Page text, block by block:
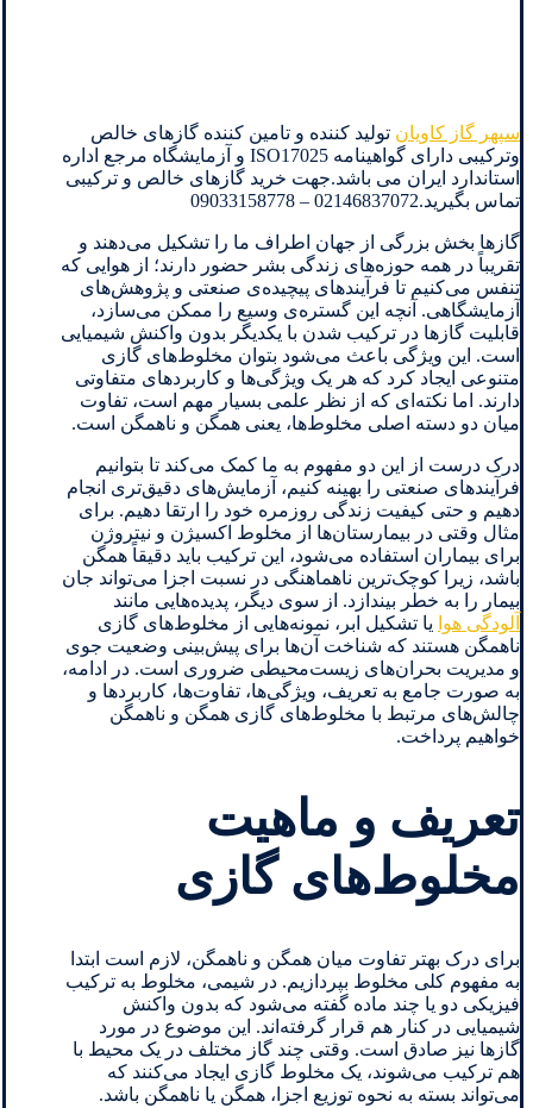
سپهر گاز کاویان تولید کننده و تامین کننده گازهای خالص
وترکیبی دارای گواهینامه ISO17025 و آزمایشگاه مرجع اداره
استاندارد ایران می باشد.جهت خرید گازهای خالص و ترکیبی
تماس بگیرید.02146837072 – 09033158778
گازها بخش بزرگی از جهان اطراف ما را تشکیل می‌دهند و
تقریباً در همه حوزه‌های زندگی بشر حضور دارند؛ از هوایی که
تنفس می‌کنیم تا فرآیندهای پیچیده‌ی صنعتی و پژوهش‌های
آزمایشگاهی. آنچه این گستره‌ی وسیع را ممکن می‌سازد،
قابلیت گازها در ترکیب شدن با یکدیگر بدون واکنش شیمیایی
است. این ویژگی باعث می‌شود بتوان مخلوط‌های گازی
متنوعی ایجاد کرد که هر یک ویژگی‌ها و کاربردهای متفاوتی
دارند. اما نکته‌ای که از نظر علمی بسیار مهم است، تفاوت
میان دو دسته اصلی مخلوط‌ها، یعنی همگن و ناهمگن است.
درک درست از این دو مفهوم به ما کمک می‌کند تا بتوانیم
فرآیندهای صنعتی را بهینه کنیم، آزمایش‌های دقیق‌تری انجام
دهیم و حتی کیفیت زندگی روزمره خود را ارتقا دهیم. برای
مثال وقتی در بیمارستان‌ها از مخلوط اکسیژن و نیتروژن
برای بیماران استفاده می‌شود، این ترکیب باید دقیقاً همگن
باشد، زیرا کوچک‌ترین ناهماهنگی در نسبت اجزا می‌تواند جان
بیمار را به خطر بیندازد. از سوی دیگر، پدیده‌هایی مانند
آلودگی هوا یا تشکیل ابر، نمونه‌هایی از مخلوط‌های گازی
ناهمگن هستند که شناخت آن‌ها برای پیش‌بینی وضعیت جوی
و مدیریت بحران‌های زیست‌محیطی ضروری است. در ادامه،
به صورت جامع به تعریف، ویژگی‌ها، تفاوت‌ها، کاربردها و
چالش‌های مرتبط با مخلوط‌های گازی همگن و ناهمگن
خواهیم پرداخت.
تعریف و ماهیت
مخلوط‌های گازی
برای درک بهتر تفاوت میان همگن و ناهمگن، لازم است ابتدا
به مفهوم کلی مخلوط بپردازیم. در شیمی، مخلوط به ترکیب
فیزیکی دو یا چند ماده گفته می‌شود که بدون واکنش
شیمیایی در کنار هم قرار گرفته‌اند. این موضوع در مورد
گازها نیز صادق است. وقتی چند گاز مختلف در یک محیط با
هم ترکیب می‌شوند، یک مخلوط گازی ایجاد می‌کنند که
می‌تواند بسته به نحوه توزیع اجزا، همگن یا ناهمگن باشد.